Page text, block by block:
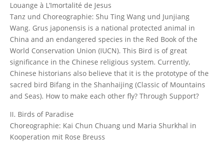
Louange à L’Imortalité de Jesus
Tanz und Choreographie: Shu Ting Wang und Junjiang
Wang. Grus japonensis is a national protected animal in
China and an endangered species in the Red Book of the
World Conservation Union (IUCN). This Bird is of great
significance in the Chinese religious system. Currently,
Chinese historians also believe that it is the prototype of the
sacred bird Bifang in the Shanhaijing (Classic of Mountains
and Seas). How to make each other fly? Through Support?
II. Birds of Paradise
Choreographie: Kai Chun Chuang und Maria Shurkhal in
Kooperation mit Rose Breuss